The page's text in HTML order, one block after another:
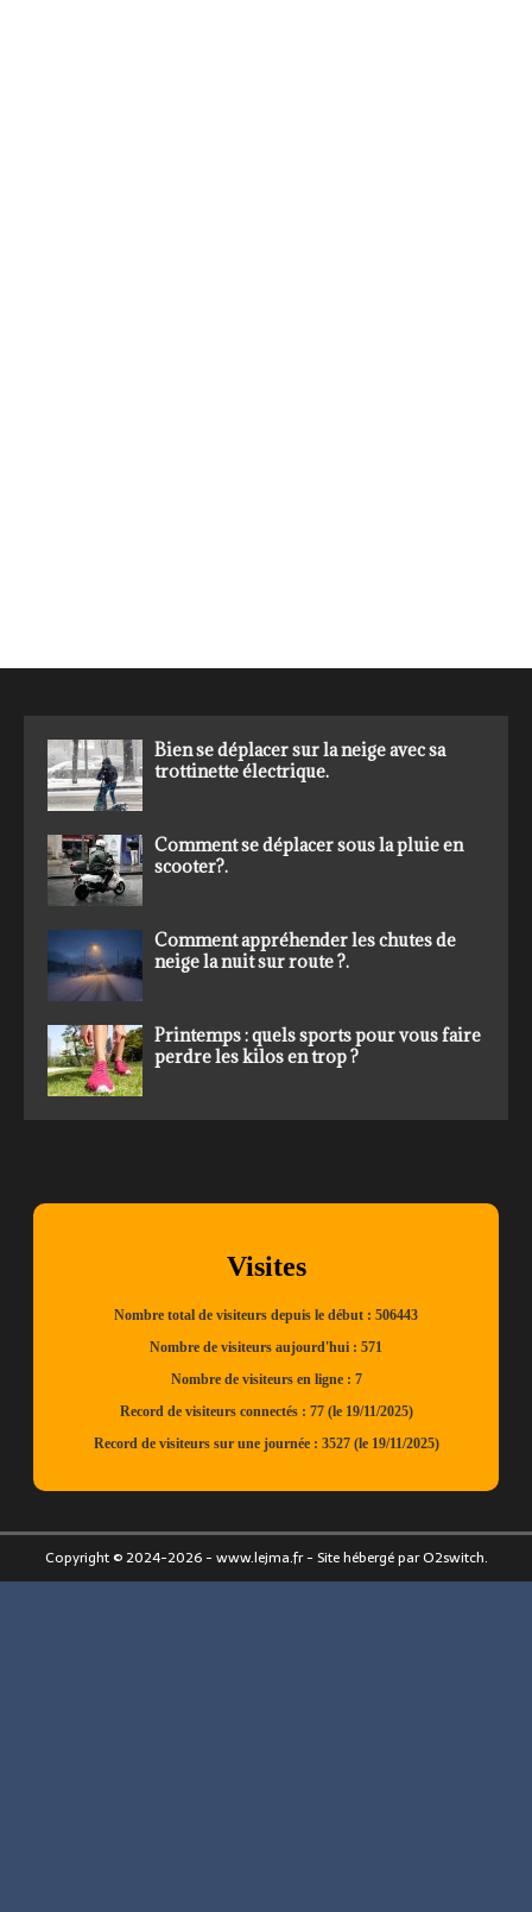
Bien se déplacer sur la neige avec sa
trottinette électrique.
Comment se déplacer sous la pluie en
scooter?.
Comment appréhender les chutes de
neige la nuit sur route ?.
Printemps : quels sports pour vous faire
perdre les kilos en trop ?
Copyright © 2024-2026 - www.lejma.fr - Site hébergé par O2switch.